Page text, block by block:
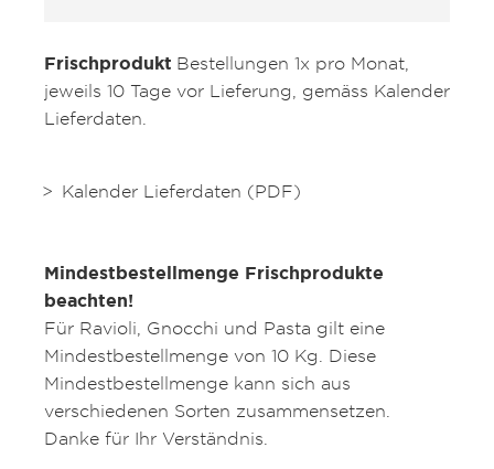
Frischprodukt Bestellungen 1x pro Monat,
jeweils 10 Tage vor Lieferung, gemäss Kalender
Lieferdaten.
Kalender Lieferdaten (PDF)
Mindestbestellmenge Frischprodukte
beachten!
Für Ravioli, Gnocchi und Pasta gilt eine
Mindestbestellmenge von 10 Kg. Diese
Mindestbestellmenge kann sich aus
verschiedenen Sorten zusammensetzen.
Danke für Ihr Verständnis.